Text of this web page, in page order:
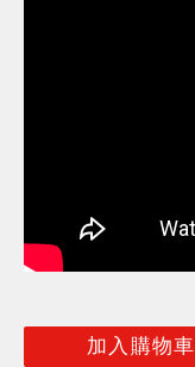
加入購物車